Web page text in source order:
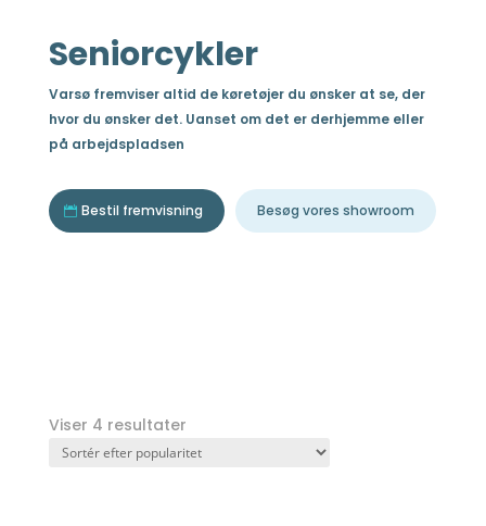
Seniorcykler
Varsø fremviser altid de køretøjer du ønsker at se, der
hvor du ønsker det. Uanset om det er derhjemme eller
på arbejdspladsen
Bestil fremvisning Besøg vores showroom
Viser 4 resultater